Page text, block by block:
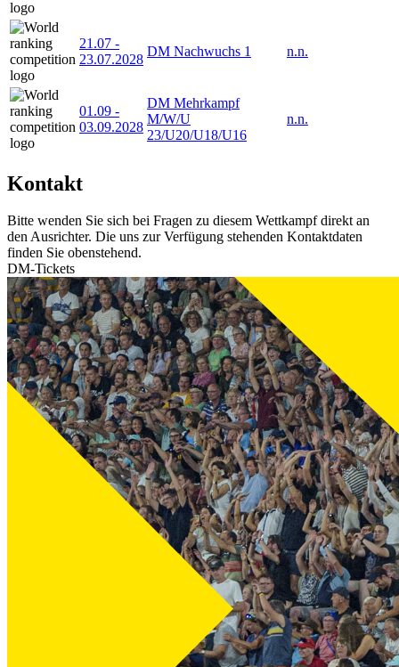
21.07 -
23.07.2028
DM Nachwuchs 1 n.n.
01.09 -
03.09.2028
DM Mehrkampf
M/W/U
23/U20/U18/U16
n.n.
Kontakt
Bitte wenden Sie sich bei Fragen zu diesem Wettkampf direkt an
den Ausrichter. Die uns zur Verfügung stehenden Kontaktdaten
finden Sie obenstehend.
DM-Tickets